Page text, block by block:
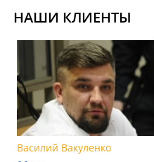
НАШИ КЛИЕНТЫ
Василий Вакуленко